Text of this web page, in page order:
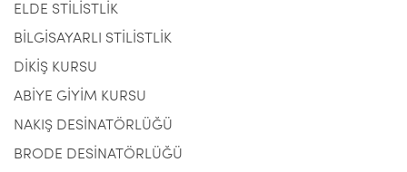
ELDE STİLİSTLİK
BİLGİSAYARLI STİLİSTLİK
DİKİŞ KURSU
ABİYE GİYİM KURSU
NAKIŞ DESİNATÖRLÜĞÜ
BRODE DESİNATÖRLÜĞÜ